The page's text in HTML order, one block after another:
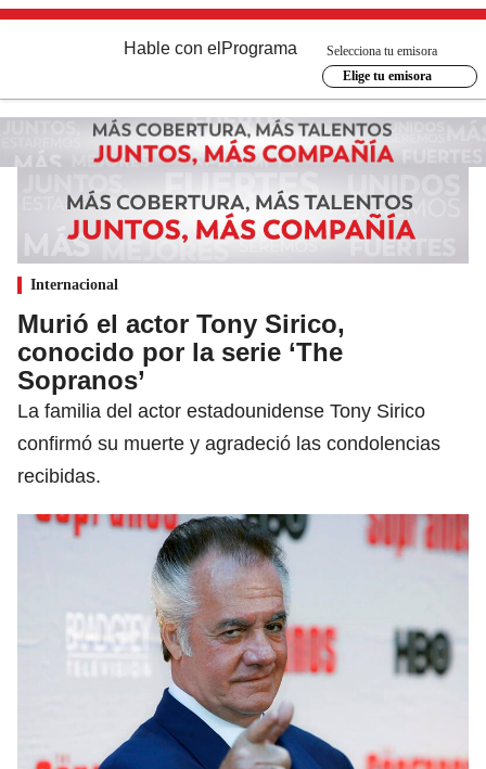
Hable con el Programa
Selecciona tu emisora
Elige tu emisora
Internacional
Murió el actor Tony Sirico,
conocido por la serie ‘The
Sopranos’
La familia del actor estadounidense Tony Sirico
confirmó su muerte y agradeció las condolencias
recibidas.